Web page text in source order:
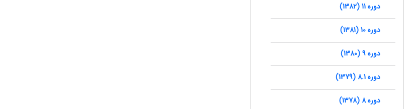
دوره 11 (1382)
دوره 10 (1381)
دوره 9 (1380)
دوره 8.1 (1379)
دوره 8 (1378)